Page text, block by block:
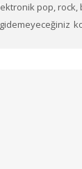
pop, rock,